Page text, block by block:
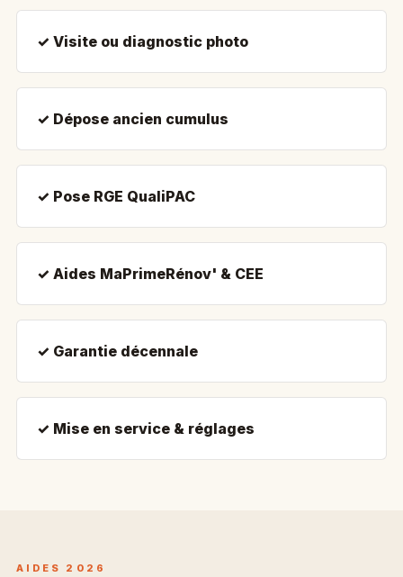
✓ Visite ou diagnostic photo
✓ Dépose ancien cumulus
✓ Pose RGE QualiPAC
✓ Aides MaPrimeRénov' & CEE
✓ Garantie décennale
✓ Mise en service & réglages
AIDES 2026